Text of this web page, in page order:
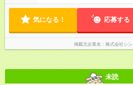
・ 9：00～20：00（実働8h／休
気になる！ 応募する
掲載元企業名 株式会社シ
未読